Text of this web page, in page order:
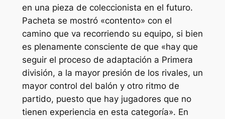
en una pieza de coleccionista en el futuro.
Pacheta se mostró «contento» con el
camino que va recorriendo su equipo, si bien
es plenamente consciente de que «hay que
seguir el proceso de adaptación a Primera
división, a la mayor presión de los rivales, un
mayor control del balón y otro ritmo de
partido, puesto que hay jugadores que no
tienen experiencia en esta categoría». En